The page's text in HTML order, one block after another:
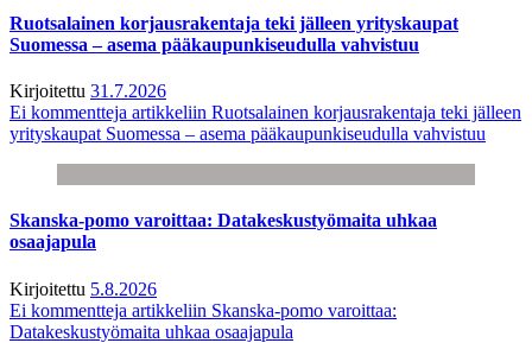
Ruotsalainen korjausrakentaja teki jälleen yrityskaupat
Suomessa – asema pääkaupunkiseudulla vahvistuu
Kirjoitettu 31.7.2026
Ei kommentteja artikkeliin Ruotsalainen korjausrakentaja teki jälleen
yrityskaupat Suomessa – asema pääkaupunkiseudulla vahvistuu
Skanska-pomo varoittaa: Datakeskustyömaita uhkaa
osaajapula
Kirjoitettu 5.8.2026
Ei kommentteja artikkeliin Skanska-pomo varoittaa:
Datakeskustyömaita uhkaa osaajapula